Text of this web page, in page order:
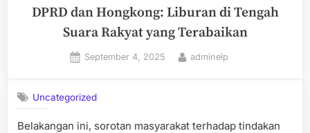
DPRD dan Hongkong: Liburan di Tengah
Suara Rakyat yang Terabaikan
Posted
September 4, 2025 By
adminelp
Uncategorized
Belakangan ini, sorotan masyarakat terhadap tindakan